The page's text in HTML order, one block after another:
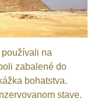
na
zabalené do
bohatstva.
stave.